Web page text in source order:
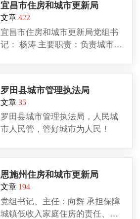
6852481
宜昌市住房和城市更新局
文章422
宜昌市住房和城市更新局党组书
记： 杨涛 主要职责：负责城市住
6446659
罗田县城市管理执法局
文章35
罗田县城市管理执法局，人民城
市人民管，管好城市为人民！
恩施州住房和城市更新局
文章 194
党组书记、主任：向辉 承担保障
城镇低收入家庭住房的责任、承